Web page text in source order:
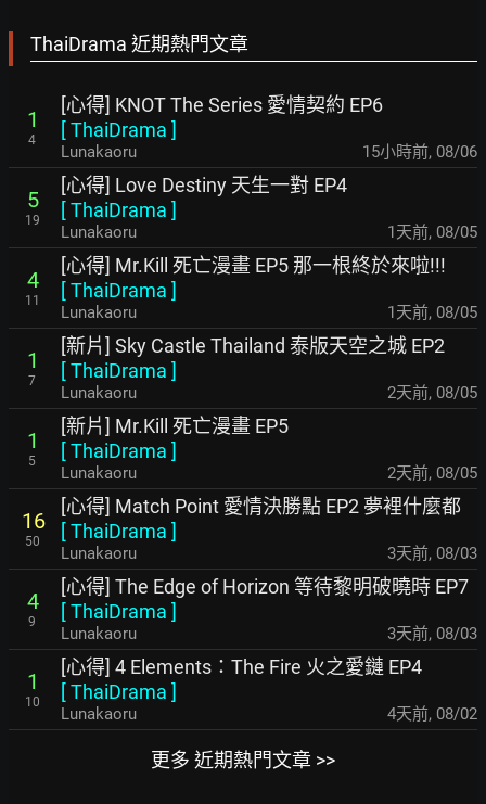
ThaiDrama 近期熱門文章
1
4
[心得] KNOT The Series 愛情契約 EP6
[ThaiDrama ]
Lunakaoru 15小時前, 08/06
5
19
[心得] Love Destiny 天生一對 EP4
[ThaiDrama ]
Lunakaoru 1天前, 08/05
4
11
[心得] Mr.Kill 死亡漫畫 EP5 那一根終於來啦!!!
[ThaiDrama ]
Lunakaoru 1天前, 08/05
1
7
[新片] Sky Castle Thailand 泰版天空之城 EP2
[ThaiDrama ]
Lunakaoru 2天前, 08/05
1
5
[新片] Mr.Kill 死亡漫畫 EP5
[ThaiDrama ]
Lunakaoru 2天前, 08/05
16
50
[心得] Match Point 愛情決勝點 EP2 夢裡什麼都
[ThaiDrama ]
Lunakaoru 3天前, 08/03
4
9
[心得] The Edge of Horizon 等待黎明破曉時 EP7
[ThaiDrama ]
Lunakaoru 3天前, 08/03
1
10
[心得] 4 Elements：The Fire 火之愛鏈 EP4
[ThaiDrama ]
Lunakaoru 4天前, 08/02
更多 近期熱門文章 >>